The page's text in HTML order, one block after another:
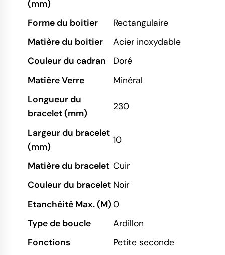
(mm)
Forme du boitier
Rectangulaire
Matière du boitier
Acier inoxydable
Couleur du cadran
Doré
Matière Verre
Minéral
Longueur du
bracelet (mm)
230
Largeur du bracelet
(mm)
10
Matière du bracelet Cuir
Couleur du bracelet Noir
Etanchéité Max. (M)0
Type de boucle
Ardillon
Fonctions
Petite seconde